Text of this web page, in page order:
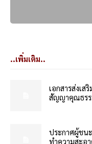
..เพิ่มเติม..
เอกสารส่งเส
สัญญาคุณธรร
ประกาศผู้ชน
ทำความสะอ